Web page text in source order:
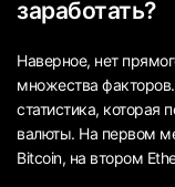
заработать?
Наверное, нет
множества
статистика,
валюты. На первом
Bitcoin, на втором